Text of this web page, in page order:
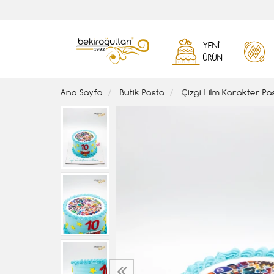
YENI
ÜRÜN
Ana Sayfa Butik Pasta Çizgi Film Karakter